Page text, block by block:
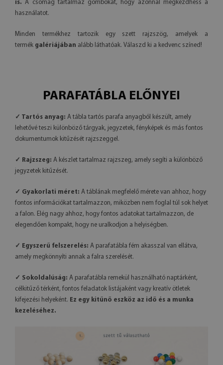
is. A csomag tartalmaz gombokat, hogy azonnal megkezdhess a
használatot.
Minden termékhez tartozik egy szett rajzszög, amelyek a
termék galériájában alább láthatóak. Válaszd ki a kedvenc színed!
PARAFATÁBLA ELŐNYEI
✓ Tartós anyag: A tábla tartós parafa anyagból készült, amely
lehetővé teszi különböző tárgyak, jegyzetek, fényképek és más fontos
dokumentumok kitűzését rajzszeggel.
✓ Rajzszeg: A készlet tartalmaz rajzszeg, amely segíti a különböző
jegyzetek kitűzését.
✓ Gyakorlati méret: A táblának megfelelő mérete van ahhoz, hogy
fontos információkat tartalmazzon, miközben nem foglal túl sok helyet
a falon. Elég nagy ahhoz, hogy fontos adatokat tartalmazzon, de
elegendően kompakt, hogy ne uralkodjon a helyiségben.
✓ Egyszerű felszerelés: A parafatábla fém akasszal van ellátva,
amely megkönnyíti annak a falra szerelését.
✓ Sokoldalúság: A parafatábla remekül használható naptárként,
célkitűző térként, fontos feladatok listájaként vagy kreatív ötletek
kifejezési helyeként. Ez egy kitűnő eszköz az idő és a munka
kezeléséhez.